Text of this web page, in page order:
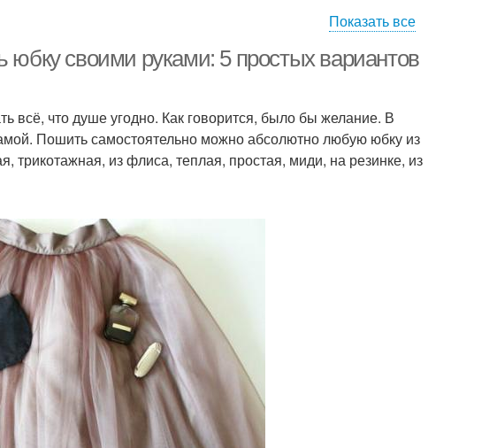
Юбка из сетки
Руки для полных
женщин
Показать все
своими руками: 5 простых вариантов
всё, что душе угодно. Как говорится, было бы желание. В
Пошить самостоятельно можно абсолютно любую юбку из
трикотажная, из флиса, теплая, простая, миди, на резинке, из